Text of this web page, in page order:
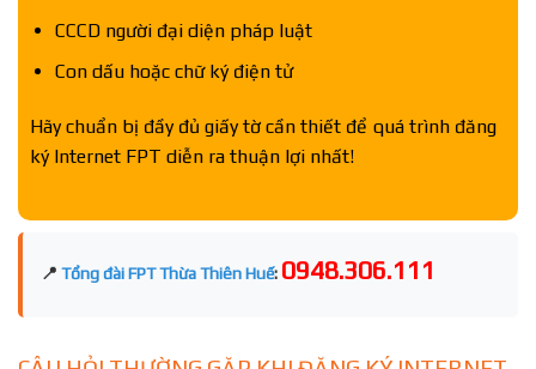
CCCD người đại diện pháp luật
Con dấu hoặc chữ ký điện tử
Hãy chuẩn bị đầy đủ giấy tờ cần thiết để quá trình đăng
ký Internet FPT diễn ra thuận lợi nhất!
📍 Tổng đài FPT Thừa Thiên Huế: 0948.306.111